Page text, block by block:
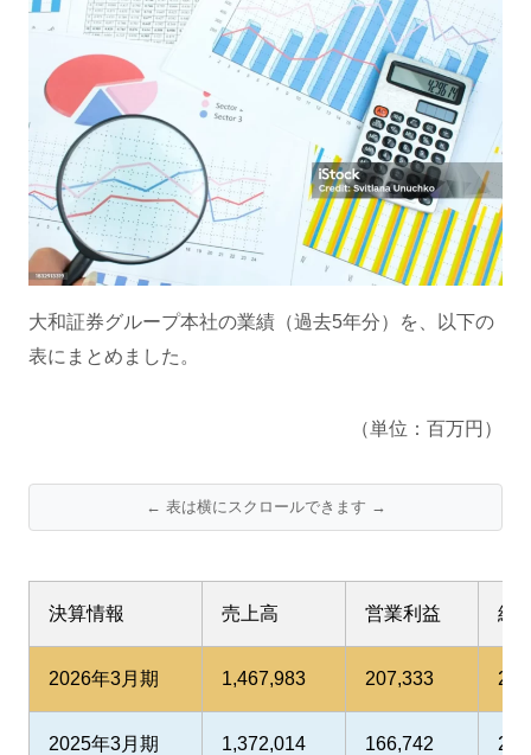
大和証券グループ本社の業績（過去5年分）を、以下の
表にまとめました。
（単位：百万円）
← 表は横にスクロールできます →
決算情報 売上高 営業利益 経
2026年3月期 1,467,983 207,333
2025年3月期 1,372,014 166,742